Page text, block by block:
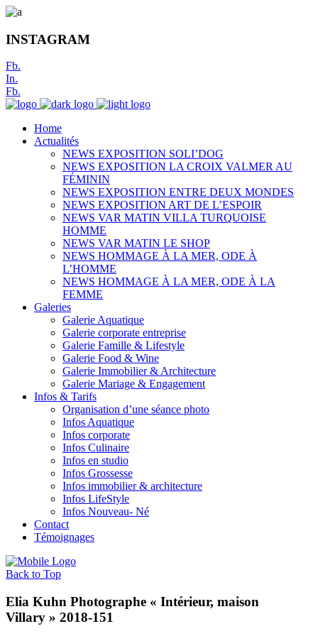
INSTAGRAM
Fb.
In.
Fb.
Home
Actualités
NEWS EXPOSITION SOLI’DOG
NEWS EXPOSITION LA CROIX VALMER AU
FÉMININ
NEWS EXPOSITION ENTRE DEUX MONDES
NEWS EXPOSITION ART DE L’ESPOIR
NEWS VAR MATIN VILLA TURQUOISE
HOMME
NEWS VAR MATIN LE SHOP
NEWS HOMMAGE À LA MER, ODE À
L’HOMME
NEWS HOMMAGE À LA MER, ODE À LA
FEMME
Galeries
Galerie Aquatique
Galerie corporate entreprise
Galerie Famille & Lifestyle
Galerie Food & Wine
Galerie Immobilier & Architecture
Galerie Mariage & Engagement
Infos & Tarifs
Organisation d’une séance photo
Infos Aquatique
Infos corporate
Infos Culinaire
Infos en studio
Infos Grossesse
Infos immobilier & architecture
Infos LifeStyle
Infos Nouveau- Né
Contact
Témoignages
Back to Top
Elia Kuhn Photographe « Intérieur, maison
Villary » 2018-151